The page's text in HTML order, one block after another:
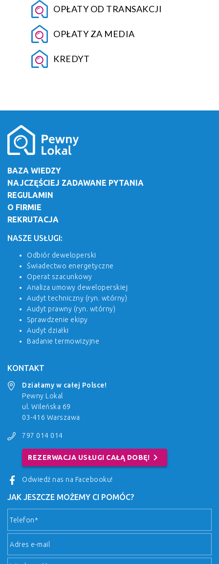
OPŁATY OD TRANSAKCJI
OPŁATY ZA MEDIA
KREDYT
BAZA WIEDZY
NAJCZĘŚCIEJ ZADAWANE PYTANIA
REGULAMIN
O FIRMIE
REKRUTACJA
NASZE USŁUGI:
Odbiór deweloperski
Świadectwo energetyczne
Operat szacunkowy
Analiza umowy deweloperskiej
Audyt techniczny (ryn. wtórny)
Audyt prawny (ryn. wtórny)
Sprawdzenie ekipy
Audyt działki
Badanie termowizyjne
KONTAKT
Działamy w całej Polsce!
Pewny Lokal
ul. Wileńska 69
03-416 Warszawa
797 014 014
REZERWACJA USŁUGI CAŁĄ DOBĘ! chevron_right
Odwiedź nas na Facebooku!
JAK JESZCZE MOŻEMY CI POMÓC?